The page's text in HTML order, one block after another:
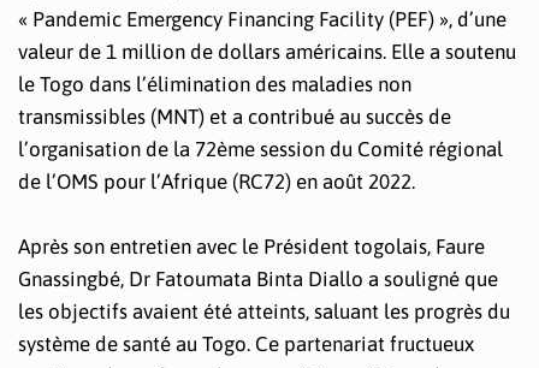
« Pandemic Emergency Financing Facility (PEF) », d’une
valeur de 1 million de dollars américains. Elle a soutenu
le Togo dans l’élimination des maladies non
transmissibles (MNT) et a contribué au succès de
l’organisation de la 72ème session du Comité régional
de l’OMS pour l’Afrique (RC72) en août 2022.
Après son entretien avec le Président togolais, Faure
Gnassingbé, Dr Fatoumata Binta Diallo a souligné que
les objectifs avaient été atteints, saluant les progrès du
système de santé au Togo. Ce partenariat fructueux